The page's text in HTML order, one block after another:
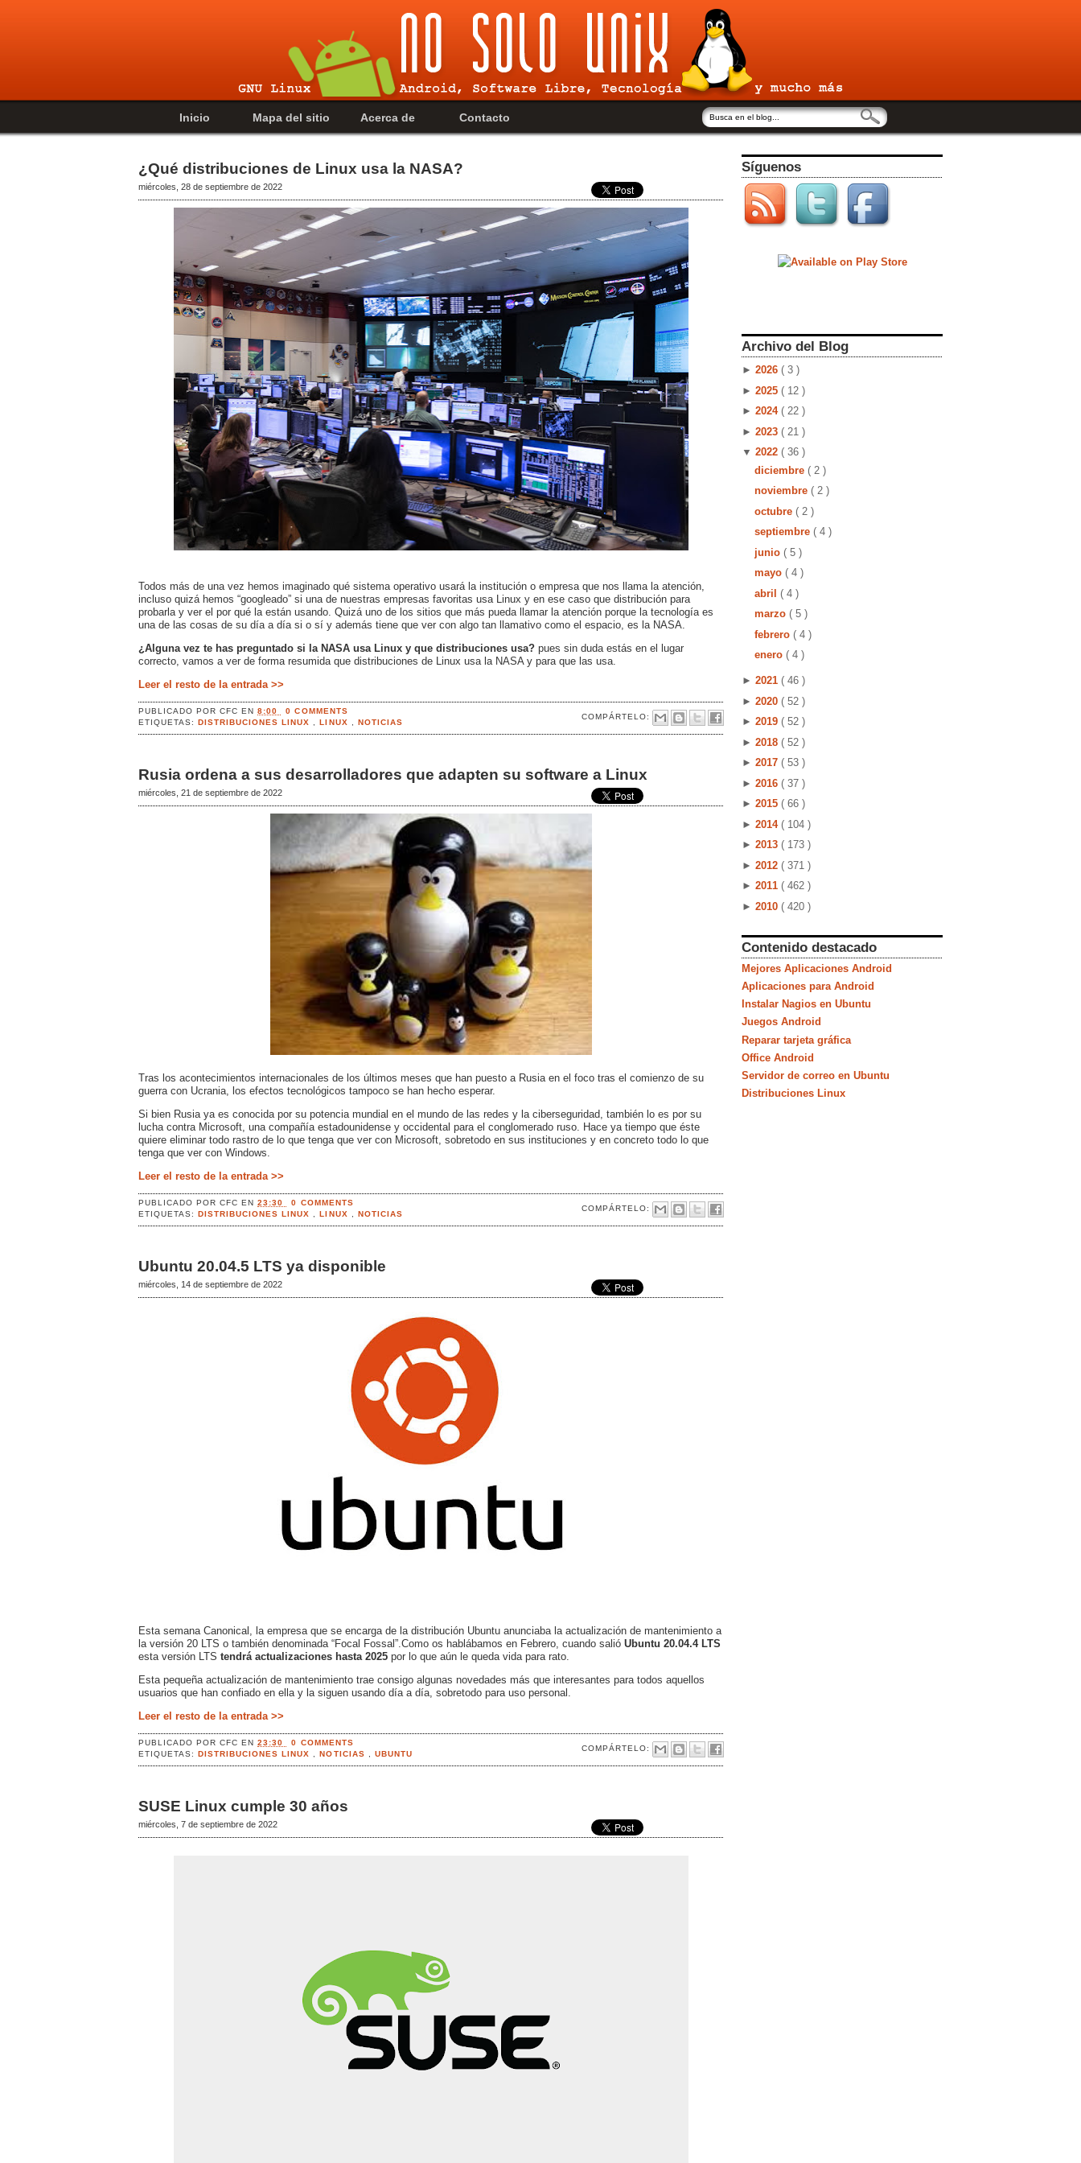
Inicio Mapa del sitio Acerca de Contacto
¿Qué distribuciones de Linux usa la NASA?
miércoles, 28 de septiembre de 2022
Todos más de una vez hemos imaginado qué sistema operativo usará la institución o empresa que nos llama la atención,
incluso quizá hemos “googleado” si una de nuestras empresas favoritas usa Linux y en ese caso que distribución para
probarla y ver el por qué la están usando. Quizá uno de los sitios que más pueda llamar la atención porque la tecnología es
una de las cosas de su día a día si o sí y además tiene que ver con algo tan llamativo como el espacio, es la NASA.
¿Alguna vez te has preguntado si la NASA usa Linux y que distribuciones usa? pues sin duda estás en el lugar
correcto, vamos a ver de forma resumida que distribuciones de Linux usa la NASA y para que las usa.
Leer el resto de la entrada >>
PUBLICADO PORCFCEN8:00 0 COMMENTS
COMPÁRTELO:
ETIQUETAS:DISTRIBUCIONES LINUX ,LINUX NOTICIAS
Rusia ordena a sus desarrolladores que adapten su software a Linux
miércoles, 21 de septiembre de 2022
Tras los acontecimientos internacionales de los últimos meses que han puesto a Rusia en el foco tras el comienzo de su
guerra con Ucrania, los efectos tecnológicos tampoco se han hecho esperar.
Si bien Rusia ya es conocida por su potencia mundial en el mundo de las redes y la ciberseguridad, también lo es por su
lucha contra Microsoft, una compañía estadounidense y occidental para el conglomerado ruso. Hace ya tiempo que éste
quiere eliminar todo rastro de lo que tenga que ver con Microsoft, sobretodo en sus instituciones y en concreto todo lo que
tenga que ver con Windows.
Leer el resto de la entrada >>
PUBLICADO PORCFCEN23:30 0 COMMENTS
COMPÁRTELO:
ETIQUETAS:DISTRIBUCIONES LINUX ,LINUX NOTICIAS
Ubuntu 20.04.5 LTS ya disponible
miércoles, 14 de septiembre de 2022
Esta semana Canonical, la empresa que se encarga de la distribución Ubuntu anunciaba la actualización de mantenimiento a
la versión 20 LTS o también denominada “Focal Fossal”.Como os hablábamos en Febrero, cuando salió Ubuntu 20.04.4 LTS
esta versión LTS tendrá actualizaciones hasta 2025 por lo que aún le queda vida para rato.
Esta pequeña actualización de mantenimiento trae consigo algunas novedades más que interesantes para todos aquellos
usuarios que han confiado en ella y la siguen usando día a día, sobretodo para uso personal.
Leer el resto de la entrada >>
PUBLICADO PORCFCEN23:30 0 COMMENTS
COMPÁRTELO:
ETIQUETAS:DISTRIBUCIONES LINUX ,NOTICIAS UBUNTU
SUSE Linux cumple 30 años
miércoles, 7 de septiembre de 2022
Síguenos
Archivo del Blog
► 2026 ( 3 )
► 2025 ( 12 )
► 2024 ( 22 )
► 2023 ( 21 )
▼ 2022 ( 36 )
diciembre ( 2 )
noviembre ( 2 )
octubre ( 2 )
septiembre ( 4 )
junio ( 5 )
mayo ( 4 )
abril ( 4 )
marzo ( 5 )
febrero ( 4 )
enero ( 4 )
► 2021 ( 46 )
► 2020 ( 52 )
► 2019 ( 52 )
► 2018 ( 52 )
► 2017 ( 53 )
► 2016 ( 37 )
► 2015 ( 66 )
► 2014 ( 104 )
► 2013 ( 173 )
► 2012 ( 371 )
► 2011 ( 462 )
► 2010 ( 420 )
Contenido destacado
Mejores Aplicaciones Android
Aplicaciones para Android
Instalar Nagios en Ubuntu
Juegos Android
Reparar tarjeta gráfica
Office Android
Servidor de correo en Ubuntu
Distribuciones Linux